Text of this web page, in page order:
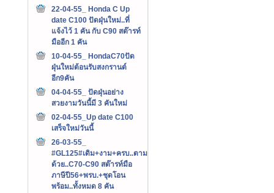
22-04-55_ Honda C Up
date C100 ปัดฝุ่นใหม่..ที่
แจ้งไว้ 1 คัน กับ C90 สต๊ารท์
มืออีก 1 คัน
10-04-55_ HondaC70ปัด
ฝุ่นใหม่ต้อนรับสงกรานต์
อีก9คัน
04-04-55_ ปัดฝุ่นอย่าง
สวยงามวันนี้มี 3 คันใหม่
02-04-55_Up date C100
เสร็จใหม่วันนี้
26-03-55_
#GL125#เดิม+งาม+ครบ..ตาม
ด้วย..C70-C90 สต๊ารท์มือ
ภาษีปี56+พรบ.+ชุดโอน
พร้อม..ทั้งหมด 8 คัน